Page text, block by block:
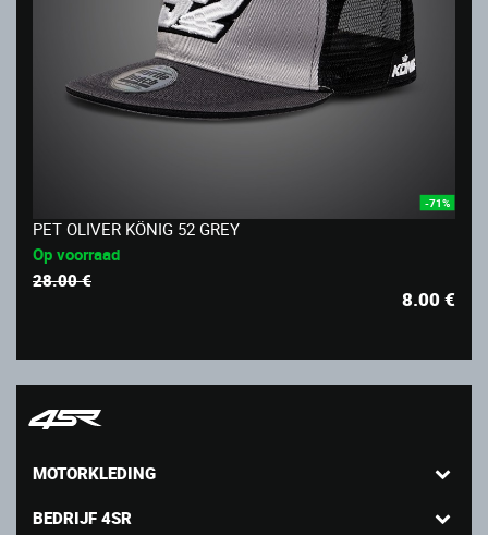
-71%
PET OLIVER KÖNIG 52 GREY
Op voorraad
28.00 €
8.00€
MOTORKLEDING
BEDRIJF 4SR